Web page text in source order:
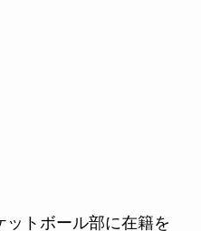
トボール部に在籍を